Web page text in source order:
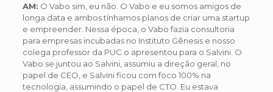
AM: O Vabo sim, eu não. O Vabo e eu somos amigos de
longa data e ambos tínhamos planos de criar uma startup
e empreender. Nessa época, o Vabo fazia consultoria
para empresas incubadas no Instituto Gênesis e nosso
colega professor da PUC o apresentou para o Salvini. O
Vabo se juntou ao Salvini, assumiu a direção geral, no
papel de CEO, e Salvini ficou com foco 100% na
tecnologia, assumindo o papel de CTO. Eu estava